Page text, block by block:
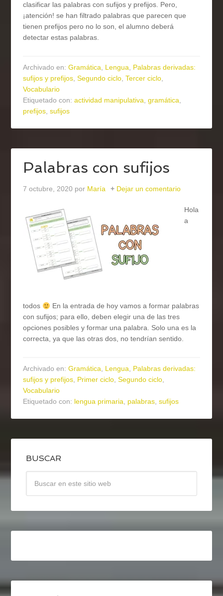
clasificar las palabras con sufijos y prefijos. Pero,
¡atención! se han filtrado palabras que parecen que
tienen prefijos pero no lo son, el alumno deberá
detectar estas palabras.
Archivado en:Gramática, Lengua, Palabras derivadas:
sufijos y prefijos,Segundo ciclo,Tercer ciclo,
Vocabulario
Etiquetado con:actividad manipulativa,gramática,
prefijos,sufijos
Palabras con sufijos
7 octubre, 2020 por María Dejar un comentario
Hola
a
todos
En la entrada de hoy vamos a formar palabras
con sufijos; para ello, deben elegir una de las tres
opciones posibles y formar una palabra. Solo una es la
correcta, ya que las otras dos, no tendrían sentido.
Archivado en:Gramática, Lengua, Palabras derivadas:
sufijos y prefijos, Primer ciclo,Segundo ciclo,
Vocabulario
Etiquetado con: lengua primaria, palabras,sufijos
BUSCAR